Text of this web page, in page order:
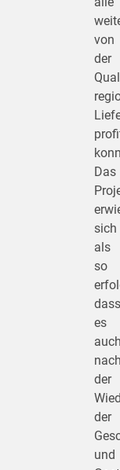
von
der
Das
sich
als
so
dass
es
der
der
und